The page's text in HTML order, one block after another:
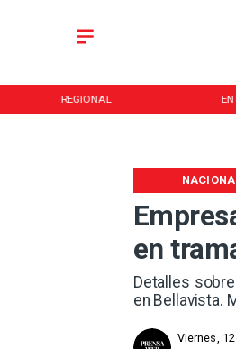
REGIONAL
en
Detalles
en Bellavista.
Viernes,